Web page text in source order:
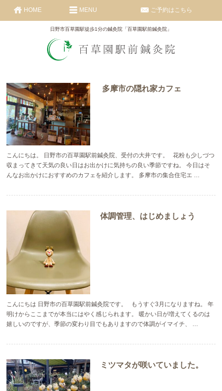
日野市百草園駅徒歩1分の鍼灸院「百草園駅前鍼灸院」
HOME ご予約はこちら
MENU
多摩市の隠れ家カフェ
こんにちは。 日野市の百草園駅前鍼灸院、受付の大井です。 花粉も少しづつ
収まってきて天気の良い日はお出かけに気持ちの良い季節ですね。 今日はそ
んなお出かけにおすすめのカフェを紹介します。 多摩市の集合住宅エ …
体調管理、はじめましょう
こんにちは 日野市の百草園駅前鍼灸院です。 もうすぐ3月になりますね。 年
明けからここまでが本当にはやく感じられます。 暖かい日が増えてくるのは
嬉しいのですが、季節の変わり目でもありますので体調がイマイチ、 …
ミツマタが咲いていました。